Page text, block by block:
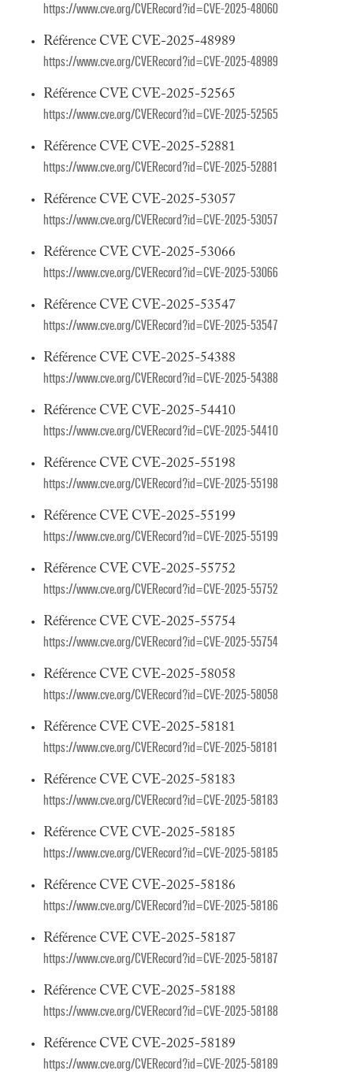
https://www.cve.org/CVERecord?id=CVE-2025-48060
Référence CVE CVE-2025-48989
https://www.cve.org/CVERecord?id=CVE-2025-48989
Référence CVE CVE-2025-52565
https://www.cve.org/CVERecord?id=CVE-2025-52565
Référence CVE CVE-2025-52881
https://www.cve.org/CVERecord?id=CVE-2025-52881
Référence CVE CVE-2025-53057
https://www.cve.org/CVERecord?id=CVE-2025-53057
Référence CVE CVE-2025-53066
https://www.cve.org/CVERecord?id=CVE-2025-53066
Référence CVE CVE-2025-53547
https://www.cve.org/CVERecord?id=CVE-2025-53547
Référence CVE CVE-2025-54388
https://www.cve.org/CVERecord?id=CVE-2025-54388
Référence CVE CVE-2025-54410
https://www.cve.org/CVERecord?id=CVE-2025-54410
Référence CVE CVE-2025-55198
https://www.cve.org/CVERecord?id=CVE-2025-55198
Référence CVE CVE-2025-55199
https://www.cve.org/CVERecord?id=CVE-2025-55199
Référence CVE CVE-2025-55752
https://www.cve.org/CVERecord?id=CVE-2025-55752
Référence CVE CVE-2025-55754
https://www.cve.org/CVERecord?id=CVE-2025-55754
Référence CVE CVE-2025-58058
https://www.cve.org/CVERecord?id=CVE-2025-58058
Référence CVE CVE-2025-58181
https://www.cve.org/CVERecord?id=CVE-2025-58181
Référence CVE CVE-2025-58183
https://www.cve.org/CVERecord?id=CVE-2025-58183
Référence CVE CVE-2025-58185
https://www.cve.org/CVERecord?id=CVE-2025-58185
Référence CVE CVE-2025-58186
https://www.cve.org/CVERecord?id=CVE-2025-58186
Référence CVE CVE-2025-58187
https://www.cve.org/CVERecord?id=CVE-2025-58187
Référence CVE CVE-2025-58188
https://www.cve.org/CVERecord?id=CVE-2025-58188
Référence CVE CVE-2025-58189
https://www.cve.org/CVERecord?id=CVE-2025-58189